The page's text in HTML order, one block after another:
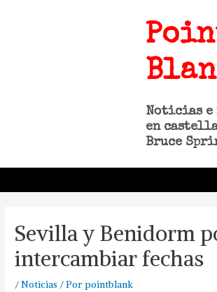
Noticias e
en
Bruce
Sevilla y Benidorm
intercambiar fechas
/Noticias / Porpointblank